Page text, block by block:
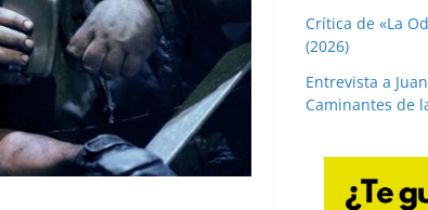
Crítica de «La
(2026)
Entrevista a
Caminantes de